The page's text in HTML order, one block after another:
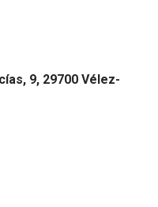
9, 29700 Vélez-